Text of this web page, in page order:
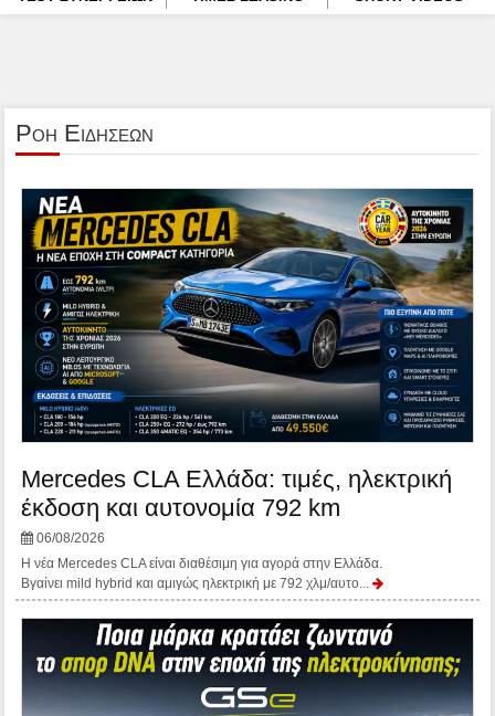
Ροη Ειδησεων
Mercedes CLA Ελλάδα: τιμές, ηλεκτρική
έκδοση και αυτονομία 792 km
06/08/2026
Η νέα Mercedes CLA είναι διαθέσιμη για αγορά στην Ελλάδα.
Βγαίνει mild hybrid και αμιγώς ηλεκτρική με 792 χλμ/αυτο...